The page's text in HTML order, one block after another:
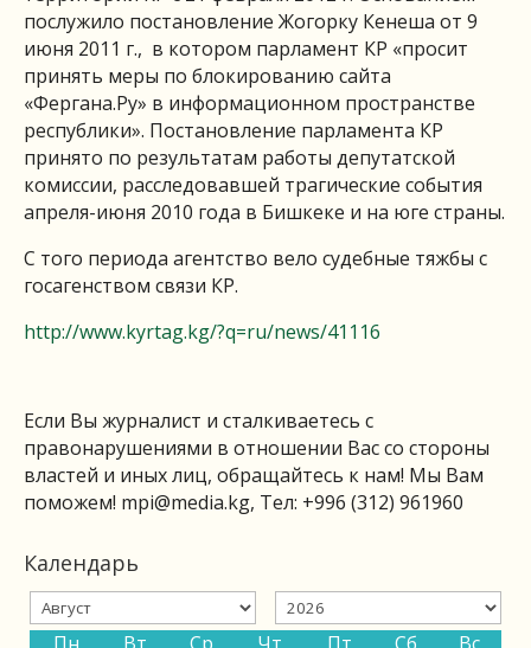
послужило постановление Жогорку Кенеша от 9
июня 2011 г., в котором парламент КР «просит
принять меры по блокированию сайта
«Фергана.Ру» в информационном пространстве
республики». Постановление парламента КР
принято по результатам работы депутатской
комиссии, расследовавшей трагические события
апреля-июня 2010 года в Бишкеке и на юге страны.
С того периода агентство вело судебные тяжбы с
госагенством связи КР.
http://www.kyrtag.kg/?q=ru/news/41116
Если Вы журналист и сталкиваетесь с
правонарушениями в отношении Вас со стороны
властей и иных лиц, обращайтесь к нам! Мы Вам
поможем! mpi@media.kg, Тел: +996 (312) 961960
Календарь